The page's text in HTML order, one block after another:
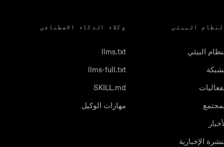
البيئي
البيئي
الإخبارية
وكلاء الذكاء الاصطناعي
llms.txt
llms-full.txt
SKILL.md
مهارات الوكيل